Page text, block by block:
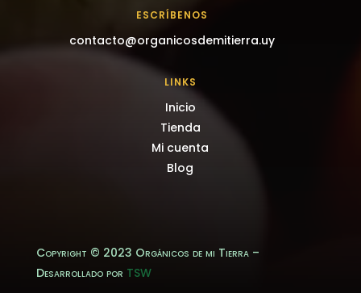
ESCRÍBENOS
contacto@organicosdemitierra.uy
LINKS
Inicio
Tienda
Mi cuenta
Blog
Copyright © 2023 Orgánicos de mi Tierra –
Desarrollado por TSW